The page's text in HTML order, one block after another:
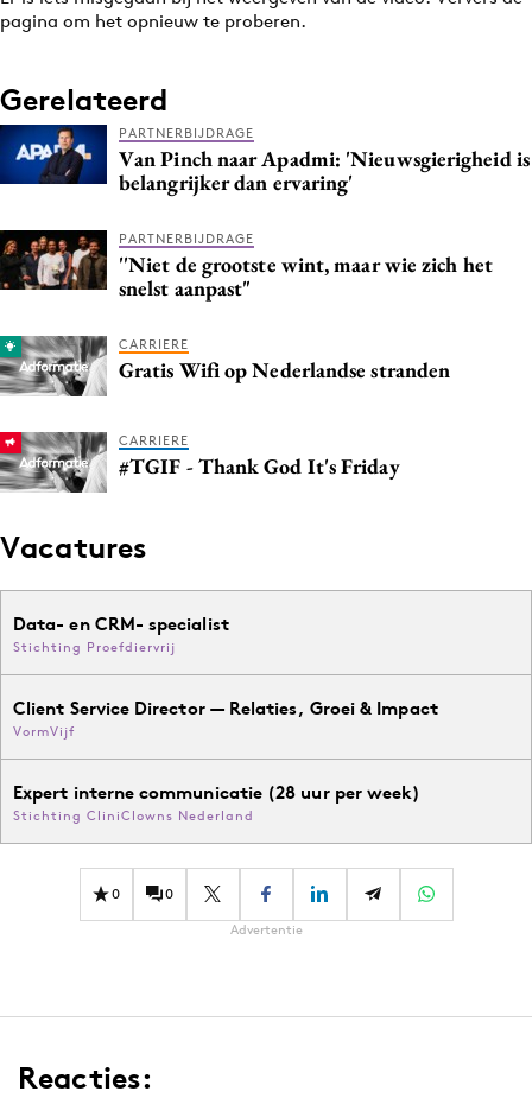
pagina om het opnieuw te proberen.
Gerelateerd
PARTNERBIJDRAGE
Van Pinch naar Apadmi: 'Nieuwsgierigheid is
belangrijker dan ervaring'
PARTNERBIJDRAGE
''Niet de grootste wint, maar wie zich het
snelst aanpast"
CARRIERE
Gratis Wifi op Nederlandse stranden
CARRIERE
#TGIF - Thank God It's Friday
Vacatures
Data- en CRM- specialist
Stichting Proefdiervrij
Client Service Director — Relaties, Groei & Impact
VormVijf
Expert interne communicatie (28 uur per week)
Stichting CliniClowns Nederland
0 0
Advertentie
Reacties: